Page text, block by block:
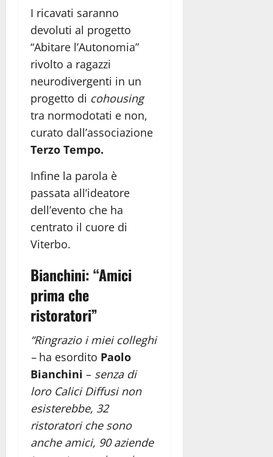
I ricavati saranno
devoluti al progetto
“Abitare l’Autonomia”
rivolto a ragazzi
neurodivergenti in un
progetto di cohousing
tra normodotati e non,
curato dall’associazione
Terzo Tempo.
Infine la parola è
passata all’ideatore
dell’evento che ha
centrato il cuore di
Viterbo.
Bianchini: “Amici
prima che
ristoratori”
“Ringrazio i miei colleghi
– ha esordito Paolo
Bianchini – senza di
loro Calici Diffusi non
esisterebbe, 32
ristoratori che sono
anche amici, 90 aziende